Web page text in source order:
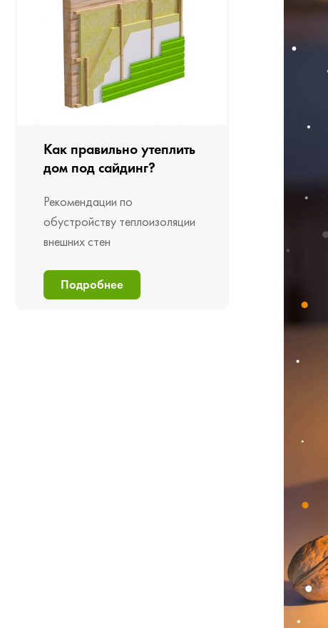
Как правильно утеплить
дом под сайдинг?
Рекомендации по
обустройству теплоизоляции
внешних стен
Подробнее